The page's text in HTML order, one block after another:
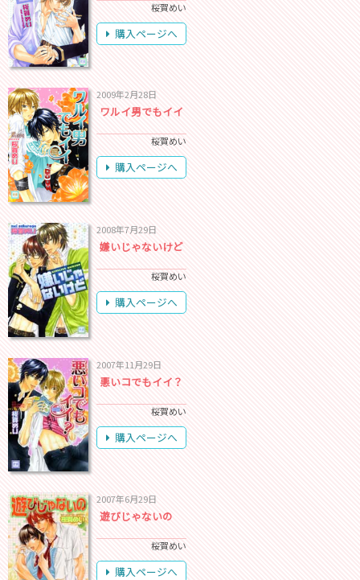
桜賀めい
購入ページへ
2009年2月28日
ワルイ男でもイイ
桜賀めい
購入ページへ
2008年7月29日
嫌いじゃないけど
桜賀めい
購入ページへ
2007年11月29日
悪いコでもイイ？
桜賀めい
購入ページへ
2007年6月29日
遊びじゃないの
桜賀めい
購入ページへ